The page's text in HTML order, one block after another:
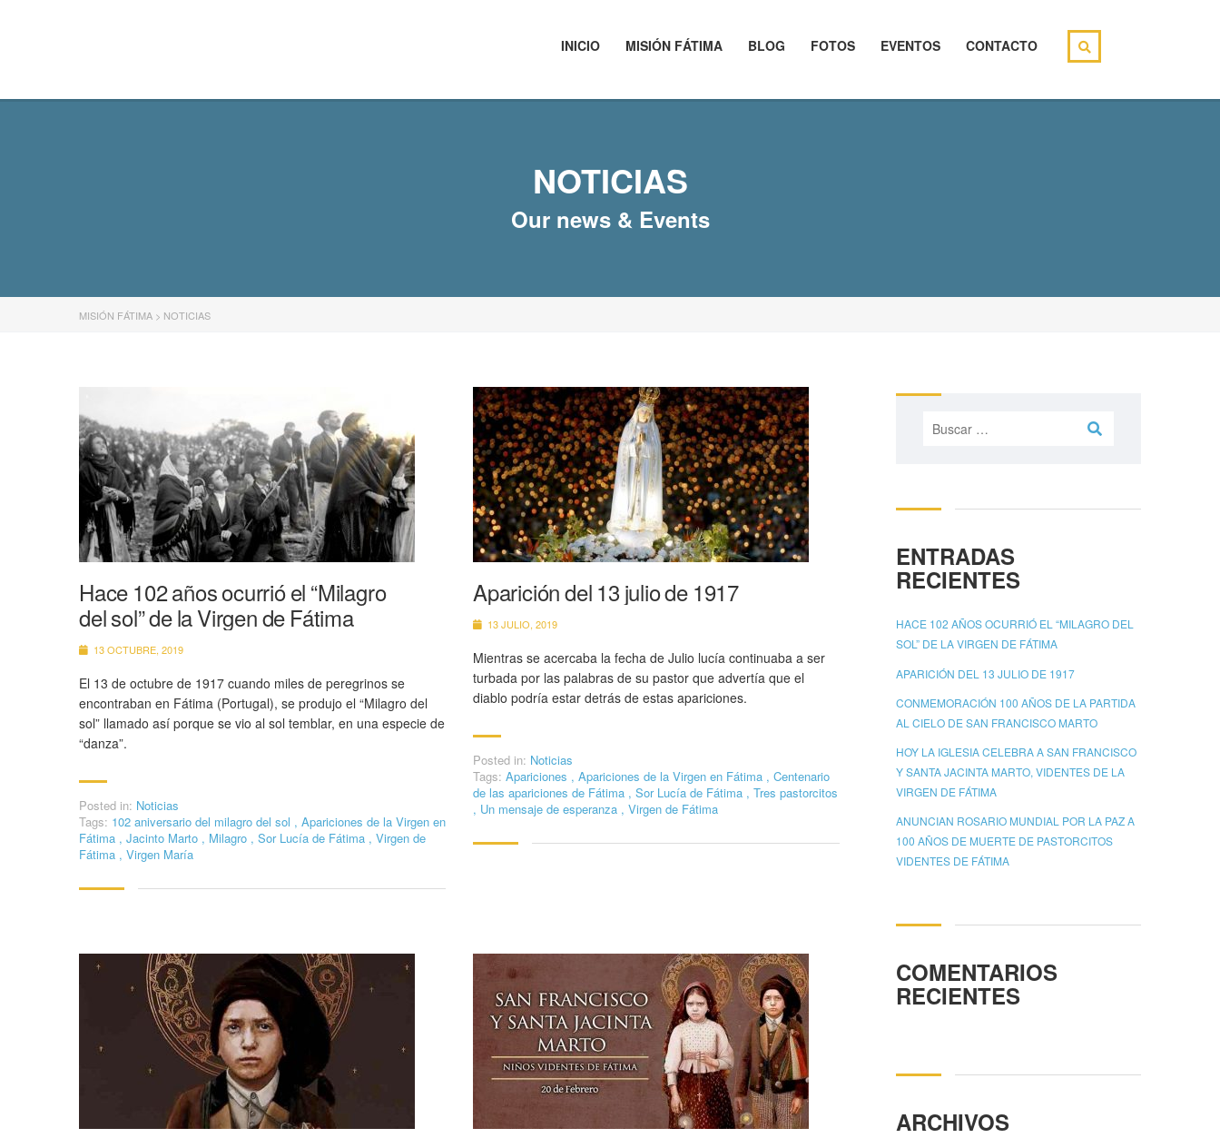
INICIO MISIÓN FÁTIMA BLOG FOTOS EVENTOS CONTACTO
NOTICIAS
Our news & Events
MISIÓN FÁTIMA > NOTICIAS
Hace 102 años ocurrió el “Milagro
del sol” de la Virgen de Fátima
13 OCTUBRE, 2019
El 13 de octubre de 1917 cuando miles de peregrinos se
encontraban en Fátima (Portugal), se produjo el “Milagro del
sol” llamado así porque se vio al sol temblar, en una especie de
“danza”.
Posted in: Noticias
Tags: 102 aniversario del milagro del sol , Apariciones de la Virgen en
Fátima , Jacinto Marto , Milagro , Sor Lucía de Fátima , Virgen de
Fátima , Virgen María
Aparición del 13 julio de 1917
13 JULIO, 2019
Mientras se acercaba la fecha de Julio lucía continuaba a ser
turbada por las palabras de su pastor que advertía que el
diablo podría estar detrás de estas apariciones.
Posted in: Noticias
Tags: Apariciones , Apariciones de la Virgen en Fátima , Centenario
de las apariciones de Fátima , Sor Lucía de Fátima , Tres pastorcitos
, Un mensaje de esperanza , Virgen de Fátima
Buscar:
ENTRADAS
RECIENTES
HACE 102 AÑOS OCURRIÓ EL “MILAGRO DEL
SOL” DE LA VIRGEN DE FÁTIMA
APARICIÓN DEL 13 JULIO DE 1917
CONMEMORACIÓN 100 AÑOS DE LA PARTIDA
AL CIELO DE SAN FRANCISCO MARTO
HOY LA IGLESIA CELEBRA A SAN FRANCISCO
Y SANTA JACINTA MARTO, VIDENTES DE LA
VIRGEN DE FÁTIMA
ANUNCIAN ROSARIO MUNDIAL POR LA PAZ A
100 AÑOS DE MUERTE DE PASTORCITOS
VIDENTES DE FÁTIMA
COMENTARIOS
RECIENTES
ARCHIVOS